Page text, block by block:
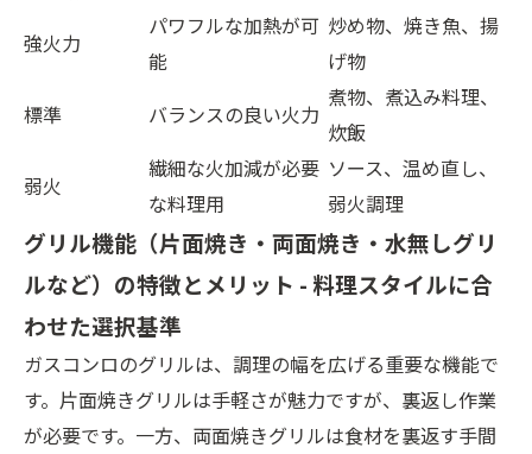
強火力
パワフルな加熱が可
能
炒め物、焼き魚、揚
げ物
標準
バランスの良い火力
煮物、煮込み料理、
炊飯
弱火
繊細な火加減が必要
な料理用
ソース、温め直し、
弱火調理
グリル機能（片面焼き・両面焼き・水無しグリ
ルなど）の特徴とメリット - 料理スタイルに合
わせた選択基準
ガスコンロのグリルは、調理の幅を広げる重要な機能で
す。片面焼きグリルは手軽さが魅力ですが、裏返し作業
が必要です。一方、両面焼きグリルは食材を裏返す手間